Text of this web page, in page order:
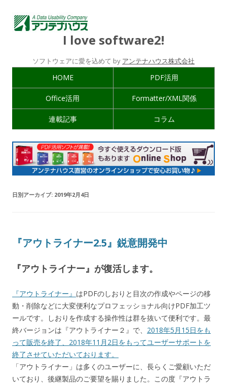
I love software2!
ソフトウェアに愛を込めて by アンテナハウス株式会社
HOME PDF活用
Office活用 Formatter/XML関係
連載記事 コラム
日別アーカイブ: 2019年2月4日
『アウトライナー2.5』鋭意開発中
『アウトライナー』が復活します。
『アウトライナー』 はPDFのしおりと目次の作成やページの移
動・削除などに大変便利なプロフェッショナル向けPDF加工ツ
ールです。しおりを作成する操作性は群を抜いて便利です。最
終バージョンは『アウトライナー２』で、 2018年5月15日をも
って販売を終了、2018年11月2日をもってユーザーサポートを
終了させていただいております。
「アウトライナー」は多くのユーザーに、長らくご愛顧いただ
いており、後継製品のご要望を賜りました。この度『アウトラ